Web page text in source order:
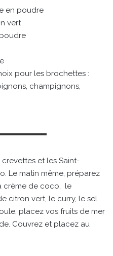
en poudre
vert
pour les brochettes :
champignons,
et les Saint-
Le matin même, préparez
crème de coco, le
citron vert, le curry, le sel
placez vos fruits de mer
Couvrez et placez au